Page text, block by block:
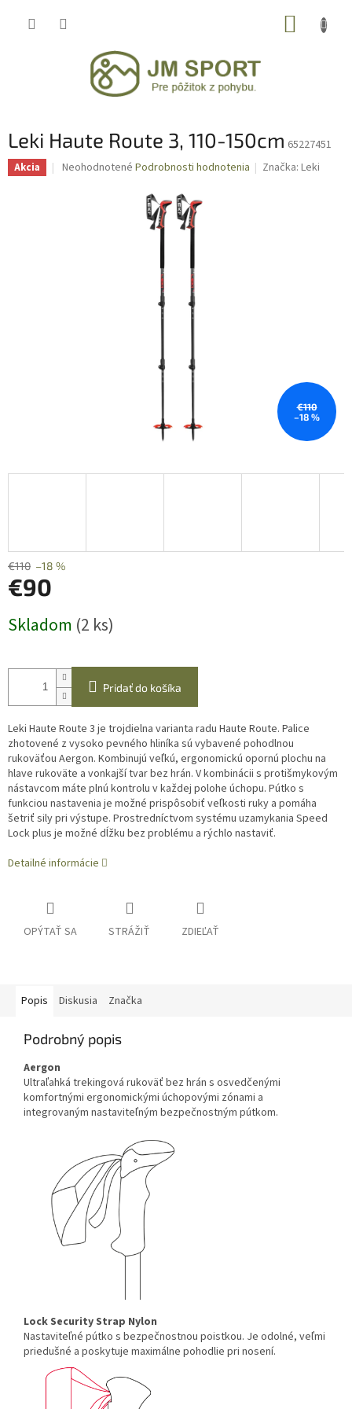
Leki Haute Route 3, 110-150cm 65227451
Akcia
Priemerné
Neohodnotené Podrobnosti hodnotenia Značka:Leki
€110
–18 %
€110 –18 %
€90
cena:
Skladom (2 ks)
Pridať do košíka
Leki Haute Route 3 je trojdielna varianta radu Haute Route. Palice
zhotovené z vysoko pevného hliníka sú vybavené pohodlnou
rukoväťou Aergon. Kombinujú veľkú, ergonomickú opornú plochu na
hlave rukoväte a vonkajší tvar bez hrán. V kombinácii s protišmykovým
nástavcom máte plnú kontrolu v každej polohe úchopu. Pútko s
funkciou nastavenia je možné prispôsobiť veľkosti ruky a pomáha
šetriť sily pri výstupe. Prostredníctvom systému uzamykania Speed
Lock plus je možné dĺžku bez problému a rýchlo nastaviť.
Detailné informácie
OPÝTAŤ SA STRÁŽIŤ ZDIEĽAŤ
Popis Diskusia Značka
Podrobný popis
Aergon
Ultraľahká trekingová rukoväť bez hrán s osvedčenými
komfortnými ergonomickými úchopovými zónami a
integrovaným nastaviteľným bezpečnostným pútkom.
Lock Security Strap Nylon
Nastaviteľné pútko s bezpečnostnou poistkou. Je odolné, veľmi
priedušné a poskytuje maximálne pohodlie pri nosení.